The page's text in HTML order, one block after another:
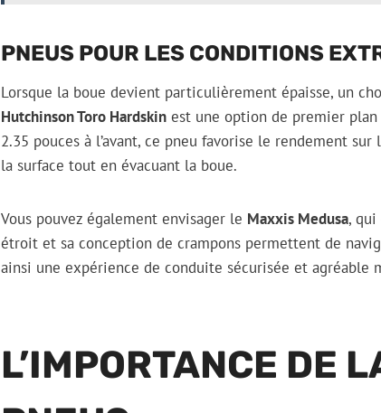
PNEUS POUR LES CONDITIONS
Lorsque la boue devient particulièrement épaisse, un
Hutchinson Toro Hardskin est une option de premier
2.35 pouces à l’avant, ce pneu favorise le rendement
la surface tout en évacuant la boue.
Vous pouvez également envisager le Maxxis Medusa,
étroit et sa conception de crampons permettent de
ainsi une expérience de conduite sécurisée et agréable
L’IMPORTANCE DE